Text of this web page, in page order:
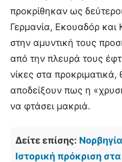
προκρίθηκαν ως
Γερμανία, Εκουαδόρ και
στην αμυντική τους
από την πλευρά τους
νίκες στα προκριματικά,
αποδείξουν πως η
να φτάσει μακριά.
Δείτε επίσης:
Ιστορική πρόκριση